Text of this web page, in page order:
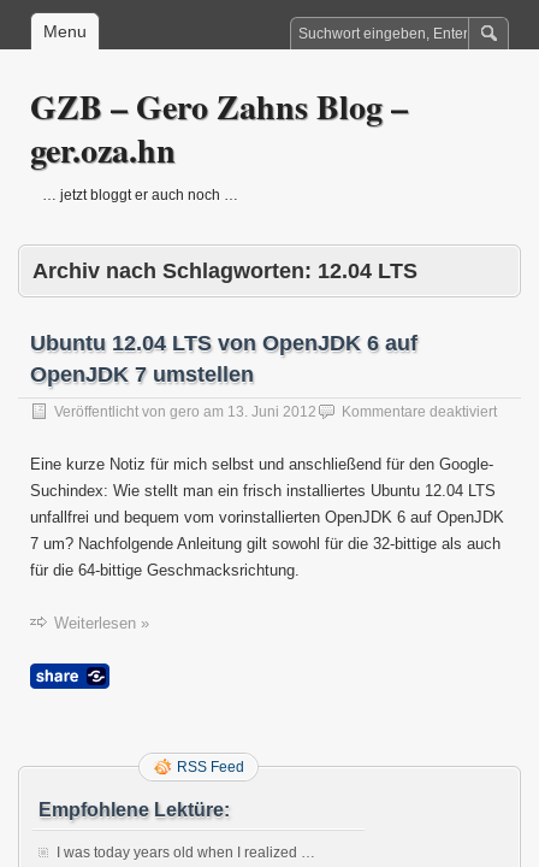
Menu
GZB – Gero Zahns Blog –
ger.oza.hn
… jetzt bloggt er auch noch …
Archiv nach Schlagworten: 12.04 LTS
Ubuntu 12.04 LTS von OpenJDK 6 auf
OpenJDK 7 umstellen
Veröffentlicht von gero am 13. Juni 2012 Kommentare deaktiviertfür
6
Eine kurze Notiz für mich selbst und anschließend für den Google-
Suchindex: Wie stellt man ein frisch installiertes Ubuntu 12.04 LTS
unfallfrei und bequem vom vorinstallierten OpenJDK 6 auf OpenJDK
7 um? Nachfolgende Anleitung gilt sowohl für die 32-bittige als auch
für die 64-bittige Geschmacksrichtung.
Weiterlesen »
RSS Feed
Empfohlene Lektüre:
I was today years old when I realized …